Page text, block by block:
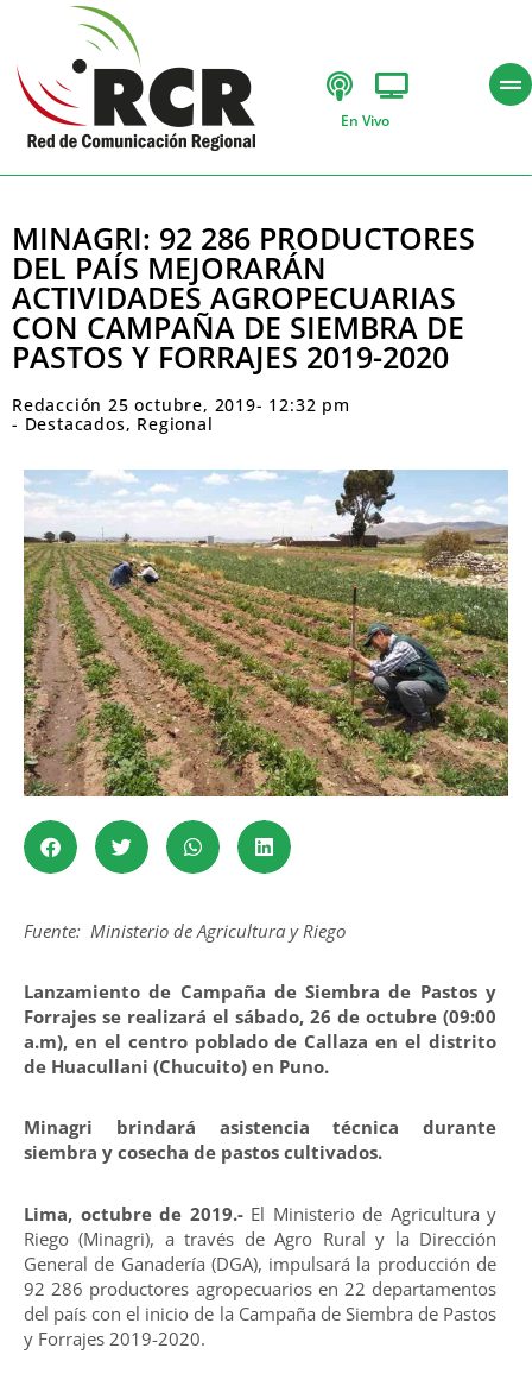
En Vivo
MINAGRI: 92 286 PRODUCTORES
DEL PAÍS MEJORARÁN
ACTIVIDADES AGROPECUARIAS
CON CAMPAÑA DE SIEMBRA DE
PASTOS Y FORRAJES 2019-2020
Redacción 25 octubre, 2019- 12:32 pm
- Destacados, Regional
Fuente: Ministerio de Agricultura y Riego
Lanzamiento de Campaña de Siembra de Pastos y
Forrajes se realizará el sábado, 26 de octubre (09:00
a.m), en el centro poblado de Callaza en el distrito
de Huacullani (Chucuito) en Puno.
Minagri brindará asistencia técnica durante
siembra y cosecha de pastos cultivados.
Lima, octubre de 2019.-El Ministerio de Agricultura y
Riego (Minagri), a través de Agro Rural y la Dirección
General de Ganadería (DGA), impulsará la producción de
92 286 productores agropecuarios en 22 departamentos
del país con el inicio de la Campaña de Siembra de Pastos
y Forrajes 2019-2020.